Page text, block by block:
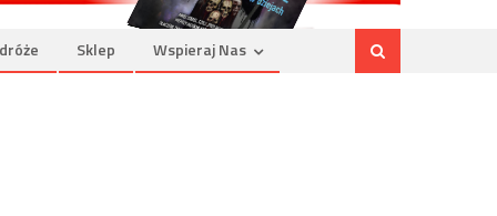
Sklep Wspieraj Nas